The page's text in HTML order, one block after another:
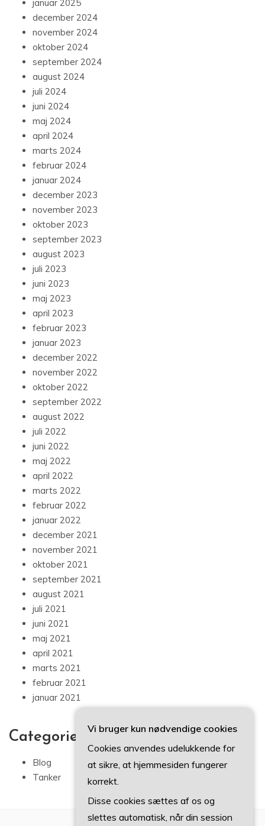
januar 2025
december 2024
november 2024
oktober 2024
september 2024
august 2024
juli 2024
juni 2024
maj 2024
april 2024
marts 2024
februar 2024
januar 2024
december 2023
november 2023
oktober 2023
september 2023
august 2023
juli 2023
juni 2023
maj 2023
april 2023
februar 2023
januar 2023
december 2022
november 2022
oktober 2022
september 2022
august 2022
juli 2022
juni 2022
maj 2022
april 2022
marts 2022
februar 2022
januar 2022
december 2021
november 2021
oktober 2021
september 2021
august 2021
juli 2021
juni 2021
maj 2021
april 2021
marts 2021
februar 2021
januar 2021
Categories
Blog
Tanker
Vi bruger kun nødvendige cookies
Cookies anvendes udelukkende for
at sikre, at hjemmesiden fungerer
korrekt.
Disse cookies sættes af os og
slettes automatisk, når din session